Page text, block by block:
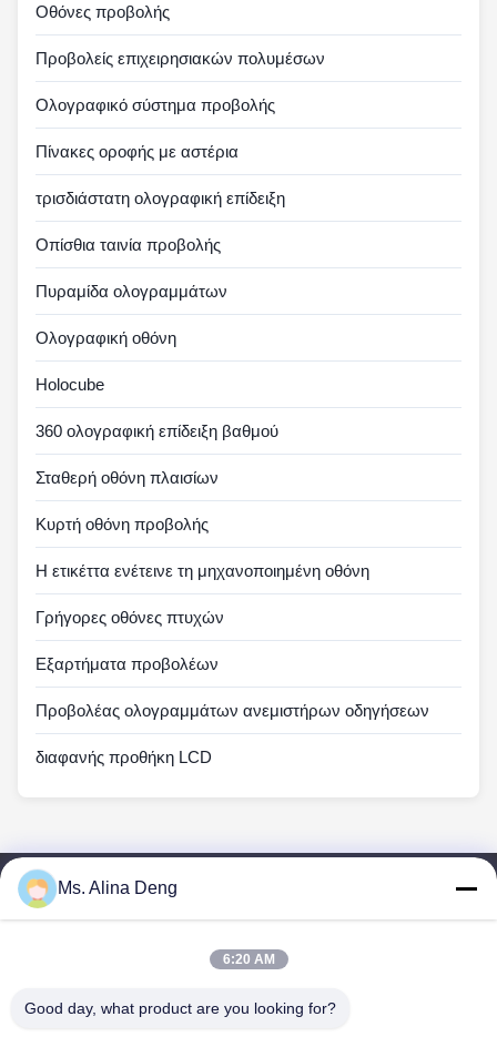
Οθόνες προβολής
Προβολείς επιχειρησιακών πολυμέσων
Ολογραφικό σύστημα προβολής
Πίνακες οροφής με αστέρια
τρισδιάστατη ολογραφική επίδειξη
Οπίσθια ταινία προβολής
Πυραμίδα ολογραμμάτων
Ολογραφική οθόνη
Holocube
360 ολογραφική επίδειξη βαθμού
Σταθερή οθόνη πλαισίων
Κυρτή οθόνη προβολής
Η ετικέττα ενέτεινε τη μηχανοποιημένη οθόνη
Γρήγορες οθόνες πτυχών
Εξαρτήματα προβολέων
Προβολέας ολογραμμάτων ανεμιστήρων οδηγήσεων
διαφανής προθήκη LCD
Γρήγοροι Σύνδεσμοι
Προϊόντα
Γύρος Εργοστασίων
Ms. Alina Deng
6:20 AM
Good day, what product are you looking for?